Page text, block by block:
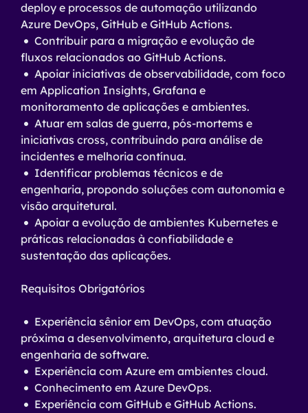
deploy e processos de automação utilizando
Azure DevOps, GitHub e GitHub Actions.
Contribuir para a migração e evolução de
fluxos relacionados ao GitHub Actions.
Apoiar iniciativas de observabilidade, com foco
em Application Insights, Grafana e
monitoramento de aplicações e ambientes.
Atuar em salas de guerra, pós-mortems e
iniciativas cross, contribuindo para análise de
incidentes e melhoria contínua.
Identificar problemas técnicos e de
engenharia, propondo soluções com autonomia e
visão arquitetural.
Apoiar a evolução de ambientes Kubernetes e
práticas relacionadas à confiabilidade e
sustentação das aplicações.
Requisitos Obrigatórios
Experiência sênior em DevOps, com atuação
próxima a desenvolvimento, arquitetura cloud e
engenharia de software.
Experiência com Azure em ambientes cloud.
Conhecimento em Azure DevOps.
Experiência com GitHub e GitHub Actions.